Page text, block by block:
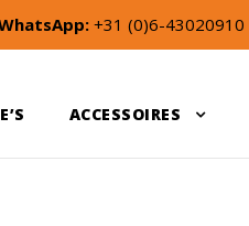
+31 (0)6-43020910
ACCESSOIRES